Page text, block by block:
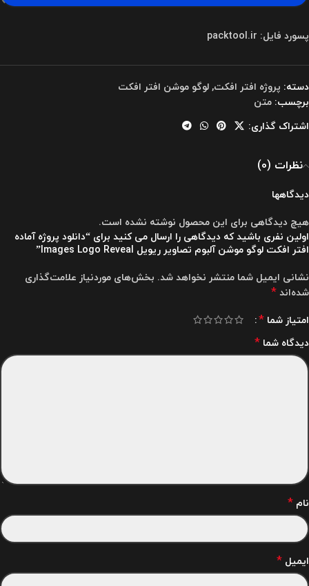
پسورد فایل: packtool.ir
دسته: پروژه افتر افکت,لوگو موشن افتر افکت
برچسب: متن
اشتراک گذاری:
نظرات (0)
دیدگاهها
هیچ دیدگاهی برای این محصول نوشته نشده است.
اولین نفری باشید که دیدگاهی را ارسال می کنید برای “دانلود پروژه آماده
افتر افکت لوگو موشن آلبوم تصاویر ریویل Images Logo Reveal”
نشانی ایمیل شما منتشر نخواهد شد. بخش‌های موردنیاز علامت‌گذاری
شده‌اند*
امتیاز شما *
دیدگاه شما *
نام *
ایمیل *